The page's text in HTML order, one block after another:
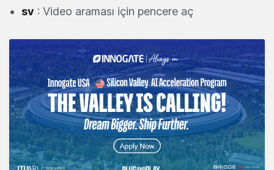
sv : Video araması için pencere aç